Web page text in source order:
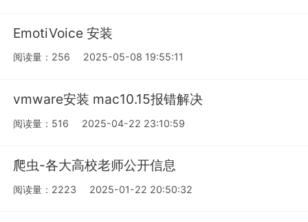
EmotiVoice 安装
阅读量：256 2025-05-08 19:55:11
vmware安装 mac10.15报错解决
阅读量：516 2025-04-22 23:10:59
爬虫-各大高校老师公开信息
阅读量：2223 2025-01-22 20:50:32